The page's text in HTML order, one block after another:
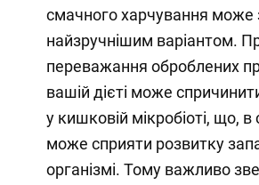
смачного харчування може
найзручнішим варіантом.
переважання оброблених
вашій дієті може
у кишковій мікробіоті, що,
може сприяти розвитку
організмі. Тому важливо